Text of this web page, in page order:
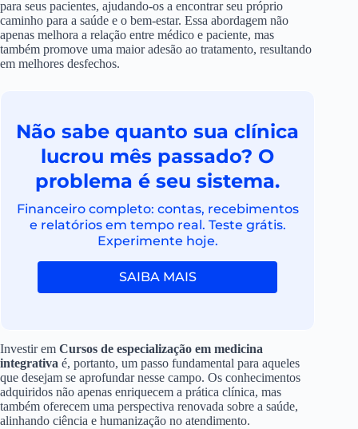
para seus pacientes, ajudando-os a encontrar seu próprio
caminho para a saúde e o bem-estar. Essa abordagem não
apenas melhora a relação entre médico e paciente, mas
também promove uma maior adesão ao tratamento, resultando
em melhores desfechos.
Não sabe quanto sua clínica
lucrou mês passado? O
problema é seu sistema.
Financeiro completo: contas, recebimentos
e relatórios em tempo real. Teste grátis.
Experimente hoje.
SAIBA MAIS
Investir em Cursos de especialização em medicina
integrativa é, portanto, um passo fundamental para aqueles
que desejam se aprofundar nesse campo. Os conhecimentos
adquiridos não apenas enriquecem a prática clínica, mas
também oferecem uma perspectiva renovada sobre a saúde,
alinhando ciência e humanização no atendimento.